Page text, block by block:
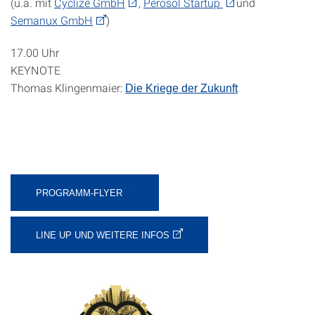
Semanux GmbH
)
17.00 Uhr
KEYNOTE
Thomas Klingenmaier: Die Kriege der Zukunft
PROGRAMM-FLYER
LINE UP UND WEITERE INFOS